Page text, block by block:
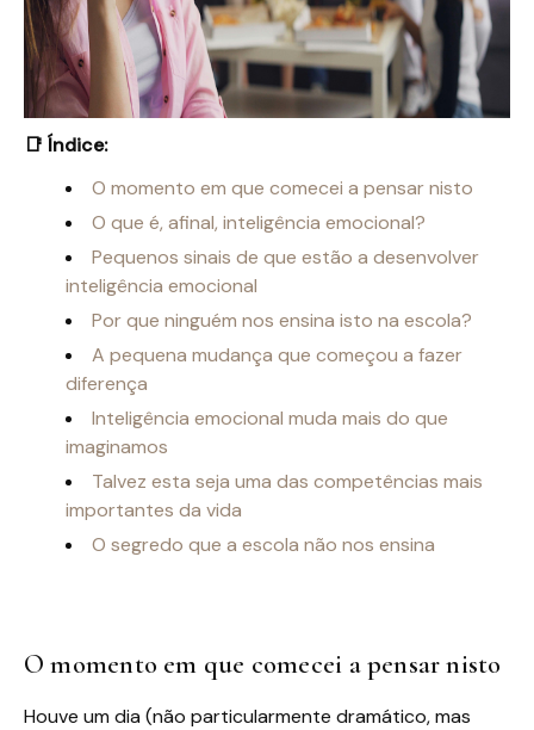
📑 Índice:
O momento em que comecei a pensar nisto
O que é, afinal, inteligência emocional?
Pequenos sinais de que estão a desenvolver
inteligência emocional
Por que ninguém nos ensina isto na escola?
A pequena mudança que começou a fazer
diferença
Inteligência emocional muda mais do que
imaginamos
Talvez esta seja uma das competências mais
importantes da vida
O segredo que a escola não nos ensina
O momento em que comecei a pensar nisto
Houve um dia (não particularmente dramático, mas